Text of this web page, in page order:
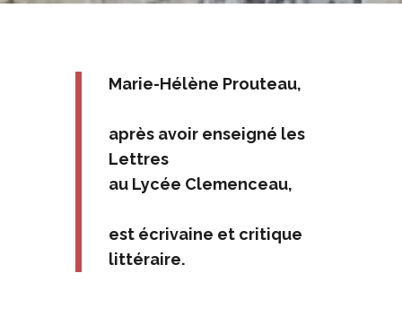
Marie-Hélène Prouteau,
après avoir enseigné les
Lettres
au Lycée Clemenceau,
est écrivaine et critique
littéraire.